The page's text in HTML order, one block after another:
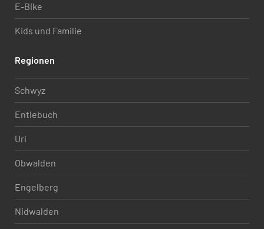
E-Bike
Kids und Familie
Regionen
Schwyz
Entlebuch
Uri
Obwalden
Engelberg
Nidwalden